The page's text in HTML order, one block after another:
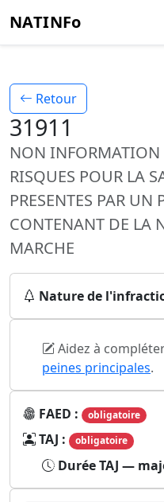
NATINFo
Retour
31911
NON INFORMATION
RISQUES POUR LA
PRESENTES PAR
CONTENANT DE LA
MARCHE
Nature de
Aidez à
peines principales.
FAED : obligatoire
TAJ : obligatoire
Durée TAJ —